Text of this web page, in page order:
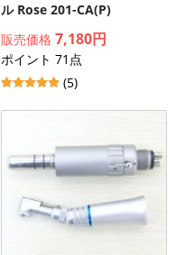
ル Rose 201-CA(P)
販売価格 7,180円
ポイント 71点
(5)